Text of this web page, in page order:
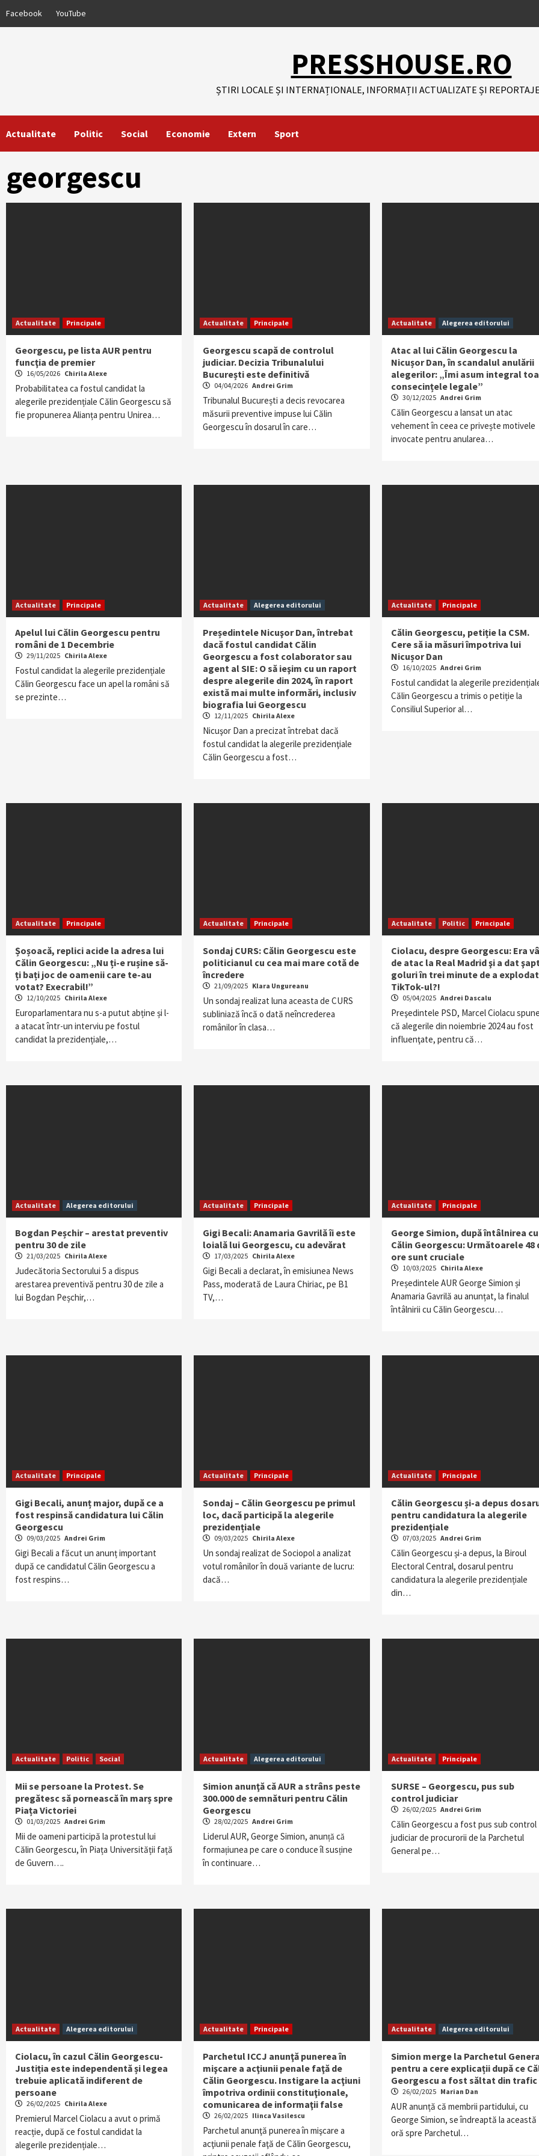
Facebook YouTube
PRESSHOUSE.RO
ȘTIRI LOCALE ȘI INTERNAȚIONALE, INFORMAȚII ACTUALIZATE ȘI
Actualitate Politic Social Economie Extern Sport
georgescu
Actualitate Principale
Georgescu, pe lista AUR pentru
funcţia de premier
16/05/2026 Chirila Alexe
Probabilitatea ca fostul candidat la
alegerile prezidențiale Călin Georgescu să
fie propunerea Alianța pentru Unirea…
Actualitate Principale
Georgescu scapă de controlul
judiciar. Decizia Tribunalului
București este definitivă
04/04/2026 Andrei Grim
Tribunalul București a decis revocarea
măsurii preventive impuse lui Călin
Georgescu în dosarul în care…
Actualitate Alegerea editorului
Atac al lui Călin Georgescu la
Nicușor Dan, în scandalul anulării
alegerilor: „Îmi asum integral
consecințele legale”
30/12/2025 Andrei Grim
Călin Georgescu a lansat un atac
vehement în ceea ce privește motivele
invocate pentru anularea…
Actualitate Principale
Apelul lui Călin Georgescu pentru
români de 1 Decembrie
29/11/2025 Chirila Alexe
Fostul candidat la alegerile prezidențiale
Călin Georgescu face un apel la români să
se prezinte…
Actualitate Alegerea editorului
Președintele Nicuşor Dan, întrebat
dacă fostul candidat Călin
Georgescu a fost colaborator sau
agent al SIE: O să ieşim cu un raport
despre alegerile din 2024, în raport
există mai multe informări, inclusiv
biografia lui Georgescu
12/11/2025 Chirila Alexe
Nicuşor Dan a precizat întrebat dacă
fostul candidat la alegerile prezidenţiale
Călin Georgescu a fost…
Actualitate Principale
Călin Georgescu, petiție la CSM.
Cere să ia măsuri împotriva lui
Nicușor Dan
16/10/2025 Andrei Grim
Fostul candidat la alegerile
Călin Georgescu a trimis o petiție la
Consiliul Superior al…
Actualitate Principale
Șoșoacă, replici acide la adresa lui
Călin Georgescu: „Nu ți-e rușine să-
ți bați joc de oamenii care te-au
votat? Execrabil!”
12/10/2025 Chirila Alexe
Europarlamentara nu s-a putut abține și l-
a atacat într-un interviu pe fostul
candidat la prezidențiale,…
Actualitate Principale
Sondaj CURS: Călin Georgescu este
politicianul cu cea mai mare cotă de
încredere
21/09/2025 Klara Ungureanu
Un sondaj realizat luna aceasta de CURS
subliniază încă o dată neîncrederea
românilor în clasa…
Actualitate Politic Principale
Ciolacu, despre Georgescu: Era
de atac la Real Madrid şi a dat
goluri în trei minute de a explodat
TikTok-ul?!
05/04/2025 Andrei Dascalu
Preşedintele PSD, Marcel Ciolacu
că alegerile din noiembrie 2024 au fost
influenţate, pentru că…
Actualitate Alegerea editorului
Bogdan Peșchir – arestat preventiv
pentru 30 de zile
21/03/2025 Chirila Alexe
Judecătoria Sectorului 5 a dispus
arestarea preventivă pentru 30 de zile a
lui Bogdan Peșchir,…
Actualitate Principale
Gigi Becali: Anamaria Gavrilă îi este
loială lui Georgescu, cu adevărat
17/03/2025 Chirila Alexe
Gigi Becali a declarat, în emisiunea News
Pass, moderată de Laura Chiriac, pe B1
TV,…
Actualitate Principale
George Simion, după întâlnirea cu
Călin Georgescu: Următoarele 48
ore sunt cruciale
10/03/2025 Chirila Alexe
Președintele AUR George Simion și
Anamaria Gavrilă au anunțat, la finalul
întâlnirii cu Călin Georgescu…
Actualitate Principale
Gigi Becali, anunț major, după ce a
fost respinsă candidatura lui Călin
Georgescu
09/03/2025 Andrei Grim
Gigi Becali a făcut un anunț important
după ce candidatul Călin Georgescu a
fost respins…
Actualitate Principale
Sondaj – Călin Georgescu pe primul
loc, dacă participă la alegerile
prezidențiale
09/03/2025 Chirila Alexe
Un sondaj realizat de Sociopol a analizat
votul românilor în două variante de lucru:
dacă…
Actualitate Principale
Călin Georgescu și-a depus
pentru candidatura la alegerile
prezidențiale
07/03/2025 Andrei Grim
Călin Georgescu și-a depus, la Biroul
Electoral Central, dosarul pentru
candidatura la alegerile prezidențiale
din…
Actualitate Politic Social
Mii se persoane la Protest. Se
pregătesc să pornească în marș spre
Piața Victoriei
01/03/2025 Andrei Grim
Mii de oameni participă la protestul lui
Călin Georgescu, în Piața Universității față
de Guvern….
Actualitate Alegerea editorului
Simion anunţă că AUR a strâns peste
300.000 de semnături pentru Călin
Georgescu
28/02/2025 Andrei Grim
Liderul AUR, George Simion, anunță că
formațiunea pe care o conduce îl susține
în continuare…
Actualitate Principale
SURSE – Georgescu, pus sub
control judiciar
26/02/2025 Andrei Grim
Călin Georgescu a fost pus sub control
judiciar de procurorii de la Parchetul
General pe…
Actualitate Alegerea editorului
Ciolacu, în cazul Călin Georgescu-
Justiția este independentă și legea
trebuie aplicată indiferent de
persoane
26/02/2025 Chirila Alexe
Premierul Marcel Ciolacu a avut o primă
reacție, după ce fostul candidat la
alegerile prezidențiale…
Actualitate Principale
Parchetul ICCJ anunţă punerea în
mişcare a acţiunii penale faţă de
Călin Georgescu. Instigare la acţiuni
împotriva ordinii constituţionale,
comunicarea de informaţii false
26/02/2025 Ilinca Vasilescu
Parchetul anunţă punerea în mişcare a
acţiunii penale faţă de Călin Georgescu,
Actualitate Alegerea editorului
Simion merge la Parchetul
pentru a cere explicații după ce
Georgescu a fost săltat din trafic
26/02/2025 Marian Dan
AUR anunță că membrii partidului, cu
George Simion, se îndreaptă la această
oră spre Parchetul…